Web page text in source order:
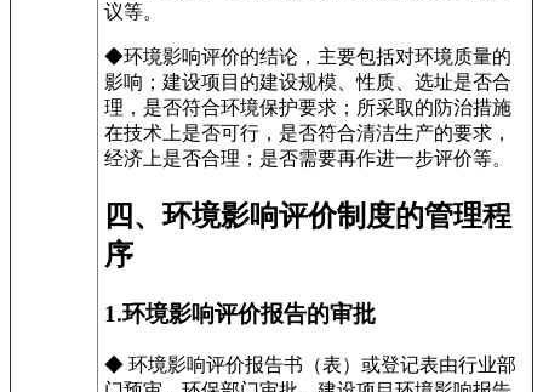
议等。
◆环境影响评价的结论，主要包括对环境质量的
影响；建设项目的建设规模、性质、选址是否合
理，是否符合环境保护要求；所采取的防治措施
在技术上是否可行，是否符合清洁生产的要求，
经济上是否合理；是否需要再作进一步评价等。
四、环境影响评价制度的管理程
序
1.环境影响评价报告的审批
◆ 环境影响评价报告书（表）或登记表由行业部